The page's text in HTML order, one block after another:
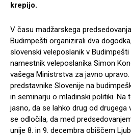
krepijo.
V času madžarskega
Budimpešti organizirali dva
slovenski veleposlanik v
namestnik veleposlanika Simon
vašega Ministrstva za javno
predstavnike Slovenije na
in seminarju o mladinski politiki. Na
jasno, da se lahko drug od
se odločila, da med
unije 8. in 9. decembra obiščem